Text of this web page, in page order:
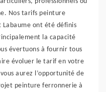
Nos tarifs peinture
ont été définis
la capacité
évertuons à fournir tous
évoluer le tarif en votre
aurez l’opportunité de
peinture ferronnerie à